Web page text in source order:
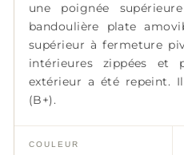
une poignée
bandoulière plate
supérieur à fermeture
intérieures zippées et
extérieur a été repeint.
(B+).
COULEUR